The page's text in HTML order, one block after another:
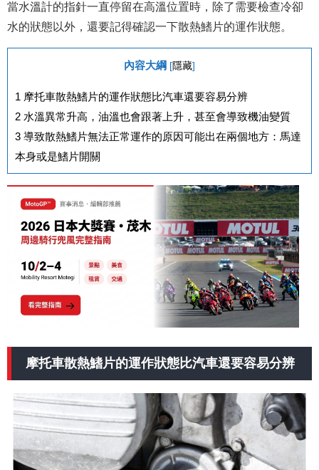
當水溫計的指針一直停留在高溫位置時，除了需要檢查冷卻
水的狀態以外，還要記得確認一下散熱鰭片的運作狀態。
內容大綱 [隱藏]
1 摩托車散熱鰭片的運作狀態比汽車還要容易分辨
2 水溫異常升高，油溫也會跟著上升，甚至會導致機油變質
3 導致散熱鰭片無法正常運作的原因可能出在兩個地方：馬達
本身或是鰭片開關
摩托車散熱鰭片的運作狀態比汽車還要容易分辨